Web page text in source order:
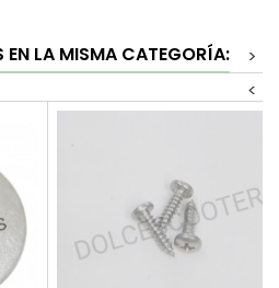
LA MISMA CATEGORÍA:
>
<